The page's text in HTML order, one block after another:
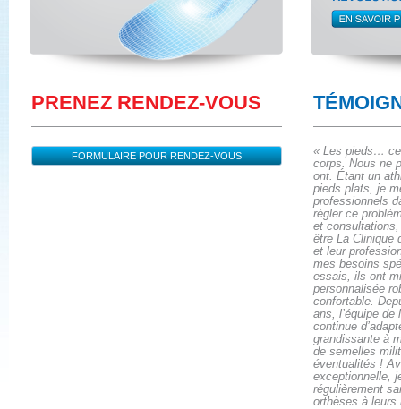
PRENEZ RENDEZ-VOUS
« Les pieds…
corps. Nous ne
ont. Étant un
pieds plats, je
professionnels
régler ce
et
être La Clinique
et leur
mes besoins
essais, ils ont
personnalisée
confortable.
ans, l’équipe de
continue
grandissante à
de semelles
éventualités !
exceptionnelle,
régulièrement
orthèses à leurs